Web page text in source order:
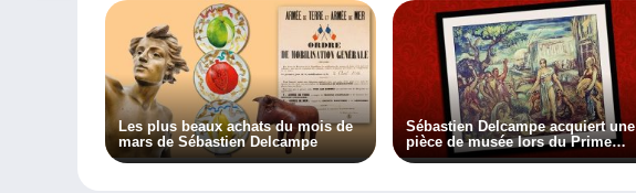
Les plus beaux achats du mois de
mars de Sébastien Delcampe
Sébastien Delcampe acquiert une
pièce de musée lors du Prime
d’Affaire conclue sur France 2